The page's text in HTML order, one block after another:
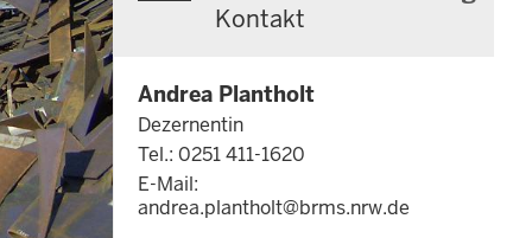
Kontakt
Andrea Plantholt
Dezernentin
Tel.: 0251 411-1620
E-Mail:
andrea.plantholt@brms.nrw.de